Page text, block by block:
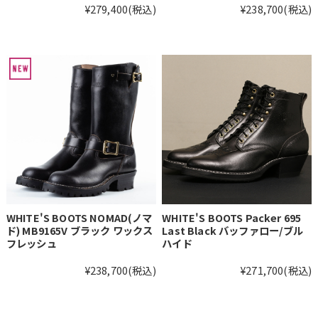
¥279,400(税込)
¥238,700(税込)
WHITE'S BOOTS NOMAD(ノマ
ド) MB9165V ブラック ワックス
フレッシュ
¥238,700(税込)
WHITE'S BOOTS Packer 695
Last Black バッファロー/ブル
ハイド
¥271,700(税込)